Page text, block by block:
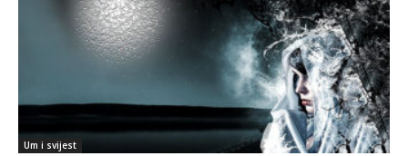
Um i svijest